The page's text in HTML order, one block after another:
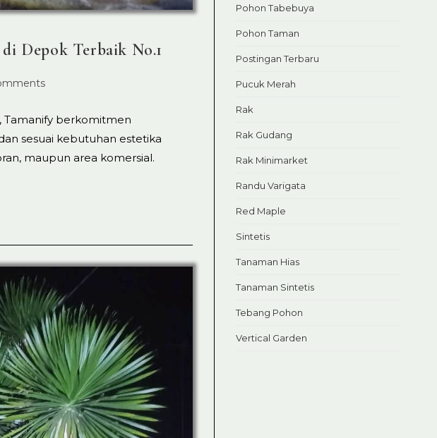
Depok Terbaik No.1
Tamanify berkomitmen
sesuai kebutuhan estetika
maupun area komersial.
Pohon Tabebuya
Pohon Taman
Postingan Terbaru
Pucuk Merah
Rak
Rak Gudang
Rak Minimarket
Randu Varigata
Red Maple
Sintetis
Tanaman Hias
Tanaman Sintetis
Tebang Pohon
Vertical Garden